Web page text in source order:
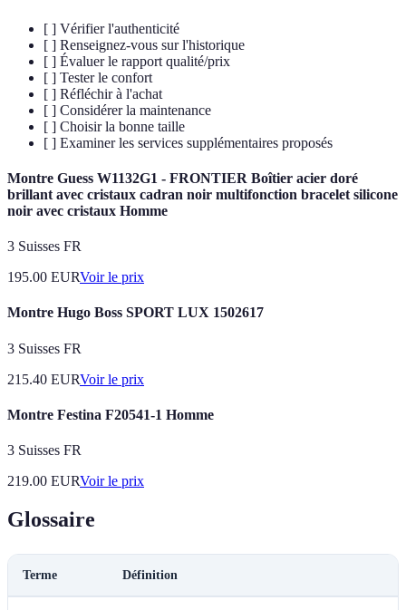
[ ] Vérifier l'authenticité
[ ] Renseignez-vous sur l'historique
[ ] Évaluer le rapport qualité/prix
[ ] Tester le confort
[ ] Réfléchir à l'achat
[ ] Considérer la maintenance
[ ] Choisir la bonne taille
[ ] Examiner les services supplémentaires proposés
Montre Guess W1132G1 - FRONTIER Boîtier acier doré
brillant avec cristaux cadran noir multifonction bracelet silicone
noir avec cristaux Homme
3 Suisses FR
195.00 EURVoir le prix
Montre Hugo Boss SPORT LUX 1502617
3 Suisses FR
215.40 EURVoir le prix
Montre Festina F20541-1 Homme
3 Suisses FR
219.00 EURVoir le prix
Glossaire
Terme Définition